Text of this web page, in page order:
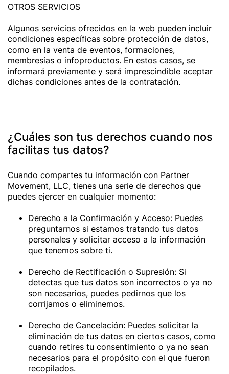
OTROS SERVICIOS
Algunos servicios ofrecidos en la web pueden incluir
condiciones específicas sobre protección de datos,
como en la venta de eventos, formaciones,
membresías o infoproductos. En estos casos, se
informará previamente y será imprescindible aceptar
dichas condiciones antes de la contratación.
¿Cuáles son tus derechos cuando nos
facilitas tus datos?
Cuando compartes tu información con Partner
Movement, LLC, tienes una serie de derechos que
puedes ejercer en cualquier momento:
Derecho a la Confirmación y Acceso: Puedes
preguntarnos si estamos tratando tus datos
personales y solicitar acceso a la información
que tenemos sobre ti.
Derecho de Rectificación o Supresión: Si
detectas que tus datos son incorrectos o ya no
son necesarios, puedes pedirnos que los
corrijamos o eliminemos.
Derecho de Cancelación: Puedes solicitar la
eliminación de tus datos en ciertos casos, como
cuando retires tu consentimiento o ya no sean
necesarios para el propósito con el que fueron
recopilados.